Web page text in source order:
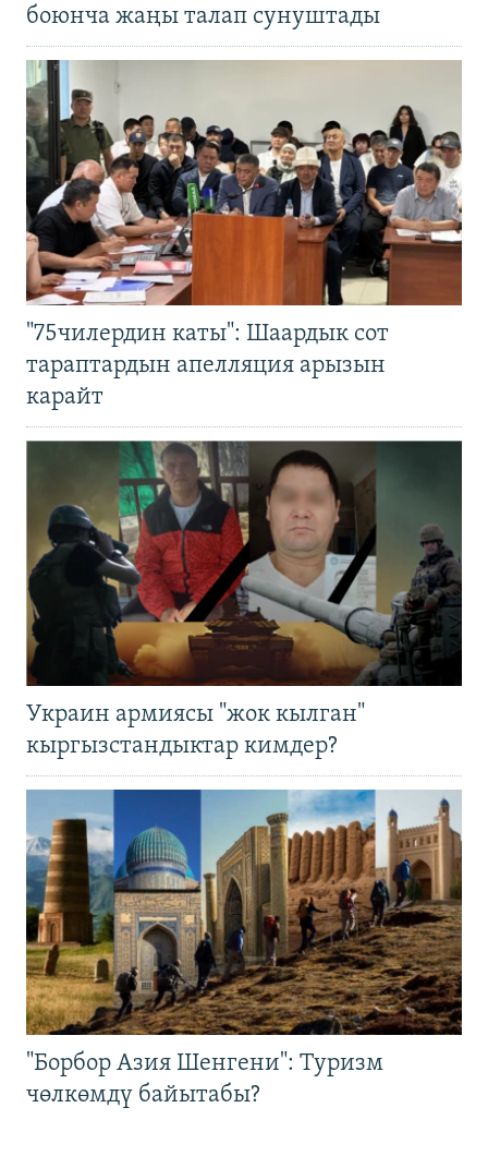
боюнча жаңы талап сунуштады
"75чилердин каты": Шаардык сот
тараптардын апелляция арызын
карайт
Украин армиясы "жок кылган"
кыргызстандыктар кимдер?
"Борбор Азия Шенгени": Туризм
чөлкөмдү байытабы?